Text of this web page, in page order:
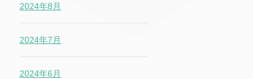
2024年8月
2024年7月
2024年6月